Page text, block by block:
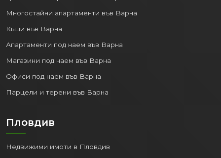
Многостайни апартаменти във Варна
Къщи във Варна
Апартаменти под наем във Варна
Магазини под наем във Варна
Офиси под наем във Варна
Парцели и терени във Варна
Пловдив
Недвижими имоти в Пловдив